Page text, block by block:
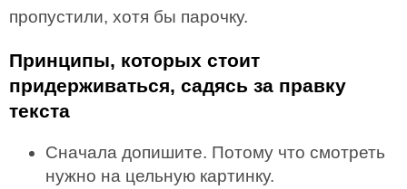
пропустили, хотя бы парочку.
Принципы, которых стоит
придерживаться, садясь за правку
текста
Сначала допишите. Потому что смотреть
нужно на цельную картинку.